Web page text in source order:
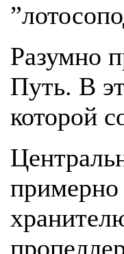
Разумно
Путь. В
которой
примерно